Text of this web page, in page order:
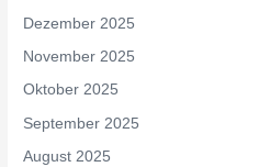
Dezember 2025
November 2025
Oktober 2025
September 2025
August 2025